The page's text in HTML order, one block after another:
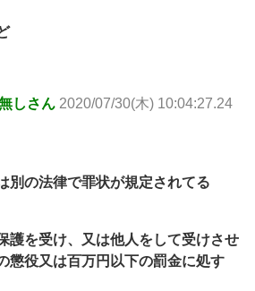
しさん 2020/07/30(木) 10:04:27.24
別の法律で罪状が規定されてる
護を受け、又は他人をして受けさせ
懲役又は百万円以下の罰金に処す